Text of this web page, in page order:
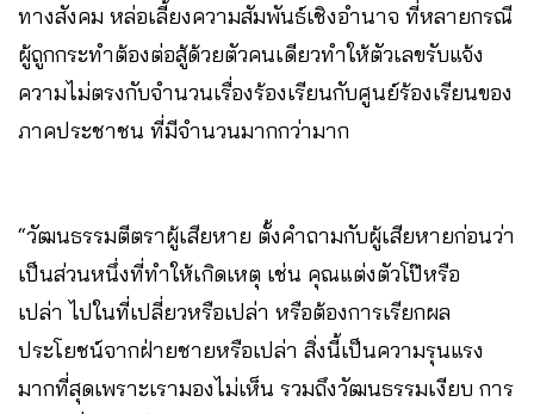
ทางสังคม หล่อเลี้ยงความสัมพันธ์เชิงอำนาจ ที่หลายกรณี
ผู้ถูกกระทำต้องต่อสู้ด้วยตัวคนเดียวทำให้ตัวเลขรับแจ้ง
ความไม่ตรงกับจำนวนเรื่องร้องเรียนกับศูนย์ร้องเรียนของ
ภาคประชาชน ที่มีจำนวนมากกว่ามาก
“วัฒนธรรมตีตราผู้เสียหาย ตั้งคำถามกับผู้เสียหายก่อนว่า
เป็นส่วนหนึ่งที่ทำให้เกิดเหตุ เช่น คุณแต่งตัวโป๊หรือ
เปล่า ไปในที่เปลี่ยวหรือเปล่า หรือต้องการเรียกผล
ประโยชน์จากฝ่ายชายหรือเปล่า สิ่งนี้เป็นความรุนแรง
มากที่สุดเพราะเรามองไม่เห็น รวมถึงวัฒนธรรมเงียบ การ